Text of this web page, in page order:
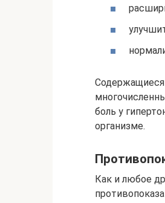
боль у
организме.
Как и любое